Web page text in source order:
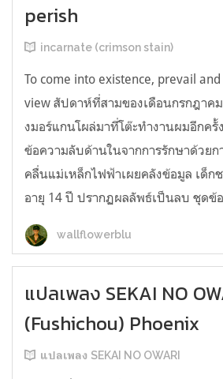
perish
incarnate (crimson stain)
To come into existence, prevail
view สัปดาห์ที่สามของเดือนกรกฎาค
งมอร์แกนโผล่มาที่โต๊ะทำงานผมอีกครั้
ข้อความลับด้านในจากการรักษาด้วยก
คลื่นแม่เหล็กไฟฟ้าเผยคลังข้อมูล เด็ก
อายุ 14 ปี ปรากฏผลลัพธ์เป็นลบ ชุดข้
wallflowerblu
แปลเพลง SEKAI NO
(Fushichou) Phoenix
แปลเพลง SEKAI NO OWARI